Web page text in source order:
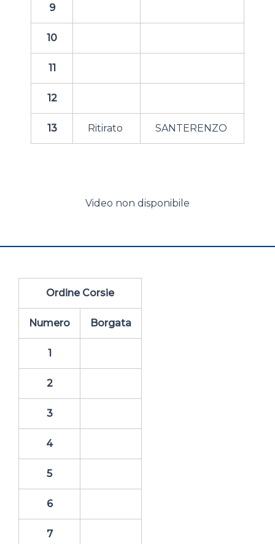
9
10
11
12
13 Ritirato SANTERENZO
Video non disponibile
Ordine Corsie
Numero Borgata
1
2
3
4
5
6
7